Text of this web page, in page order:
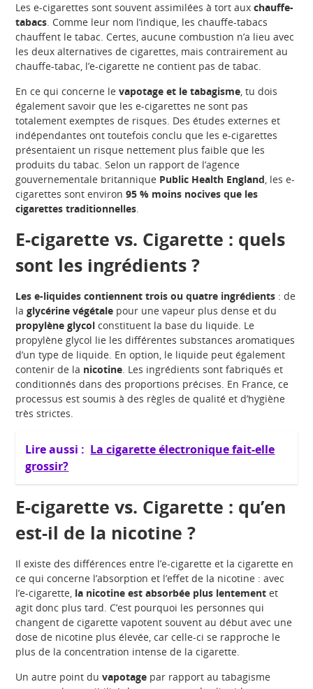
Les e-cigarettes sont souvent assimilées à tort auxchauffe-
tabacs. Comme leur nom l’indique, les chauffe-tabacs
chauffent le tabac. Certes, aucune combustion n’a lieu avec
les deux alternatives de cigarettes, mais contrairement au
chauffe-tabac, l’e-cigarette ne contient pas de tabac.
En ce qui concerne levapotage et le tabagisme, tu dois
également savoir que les e-cigarettes ne sont pas
totalement exemptes de risques. Des études externes et
indépendantes ont toutefois conclu que les e-cigarettes
présentaient un risque nettement plus faible que les
produits du tabac. Selon un rapport de l’agence
gouvernementale britannique Public Health England, les e-
cigarettes sont environ95 % moins nocives que les
cigarettes traditionnelles.
E-cigarette vs. Cigarette : quels
sont les ingrédients ?
Les e-liquides contiennent trois ou quatre ingrédients : de
laglycérine végétale pour une vapeur plus dense et du
propylène glycol constituent la base du liquide. Le
propylène glycol lie les différentes substances aromatiques
d’un type de liquide. En option, le liquide peut également
contenir de la nicotine. Les ingrédients sont fabriqués et
conditionnés dans des proportions précises. En France, ce
processus est soumis à des règles de qualité et d’hygiène
très strictes.
Lire aussi : La cigarette électronique fait-elle
grossir?
E-cigarette vs. Cigarette : qu’en
est-il de la nicotine ?
Il existe des différences entre l’e-cigarette et la cigarette en
ce qui concerne l’absorption et l’effet de la nicotine : avec
l’e-cigarette, la nicotine est absorbée plus lentement et
agit donc plus tard. C’est pourquoi les personnes qui
changent de cigarette vapotent souvent au début avec une
dose de nicotine plus élevée, car celle-ci se rapproche le
plus de la concentration intense de la cigarette.
Un autre point duvapotage par rapport au tabagisme